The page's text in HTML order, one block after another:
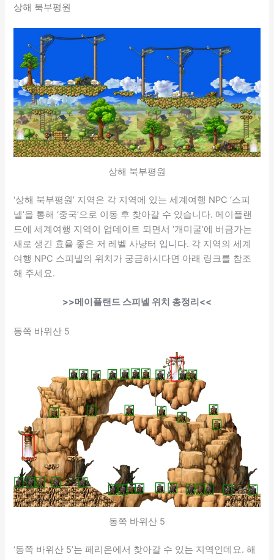
상해 북부평원
상해 북부평원
‘상해 북부평원’ 지역은 각 지역에 있는 세계여행 NPC ‘스피
넬’을 통해 ‘중국’으로 이동 후 찾아갈 수 있습니다. 메이플랜
드에 세계여행 지역이 업데이트 되면서 ‘개미굴’에 버금가는
새로 생긴 효율 좋은 저 레벨 사냥터 입니다. 각 지역의 세계
여행 NPC 스피넬의 위치가 궁금하시다면 아래 링크를 참조
해 주세요.
>>메이플랜드 스피넬 위치 총정리<<
동쪽 바위산 5
동쪽 바위산 5
‘동쪽 바위산 5’는 페리온에서 찾아갈 수 있는 지역인데요. 해